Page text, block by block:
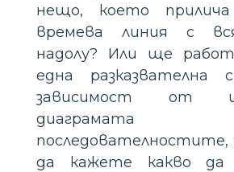
нещо, което
времева линия с
надолу? Или ще
една разказвателна
зависимост от
последователностите,
да кажете какво